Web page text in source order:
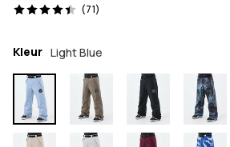
(71)
71 beoordelingen, 4.4/5
Kleur Light Blue